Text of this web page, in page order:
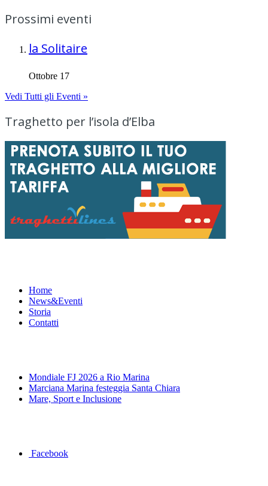
Prossimi eventi
la Solitaire
Ottobre 17
Vedi Tutti gli Eventi »
Traghetto per l’isola d’Elba
Home
News&Eventi
Storia
Contatti
Mondiale FJ 2026 a Rio Marina
Marciana Marina festeggia Santa Chiara
Mare, Sport e Inclusione
Facebook